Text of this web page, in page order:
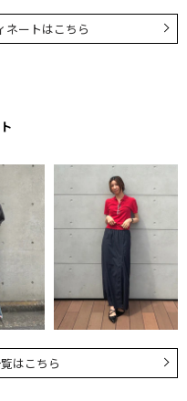
ネートはこちら
はこちら